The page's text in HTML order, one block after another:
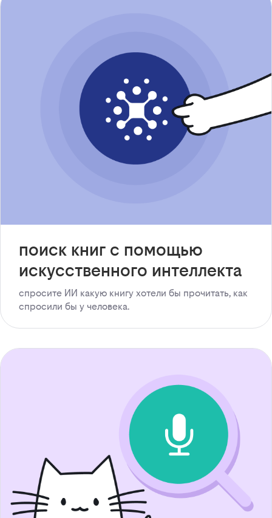
поиск книг с помощью
искусственного интеллекта
спросите ИИ какую книгу хотели бы прочитать, как
спросили бы у человека.